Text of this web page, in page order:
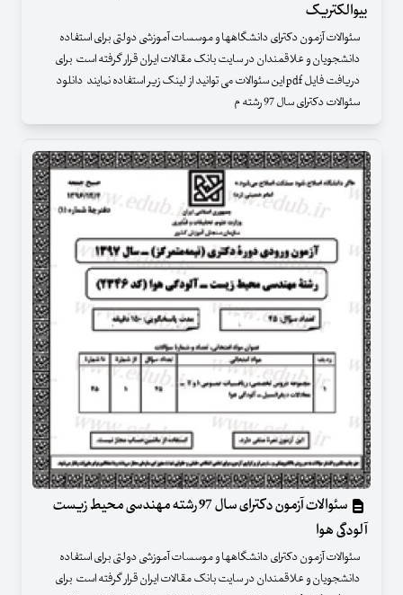
بیوالکتریک
سئوالات آزمون دکترای دانشگاهها و موسسات آموزشی دولتی برای استفاده
دانشجویان و علاقمندان در سایت بانک مقالات ایران قرار گرفته است برای
دریافت فایل pdf این سئوالات می توانید از لینک زیر استفاده نمایند دانلود
سئوالات دکترای سال 97 رشته م
سئوالات آزمون دکترای سال 97 رشته مهندسی محیط زیست
آلودگی هوا
سئوالات آزمون دکترای دانشگاهها و موسسات آموزشی دولتی برای استفاده
دانشجویان و علاقمندان در سایت بانک مقالات ایران قرار گرفته است برای